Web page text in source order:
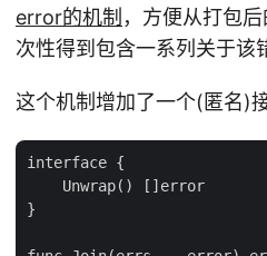
error的机制 ，方便从打包
次性得到包含一系列关于该
这个机制增加了一个(匿名)
interface {
    Unwrap() []error
}